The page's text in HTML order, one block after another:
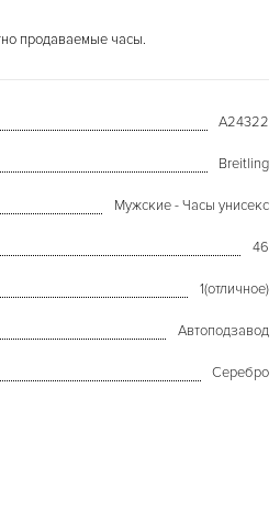
продаваемые часы.
A24322
Breitling
Мужские - Часы унисекс
46
1(отличное)
Автоподзавод
Серебро